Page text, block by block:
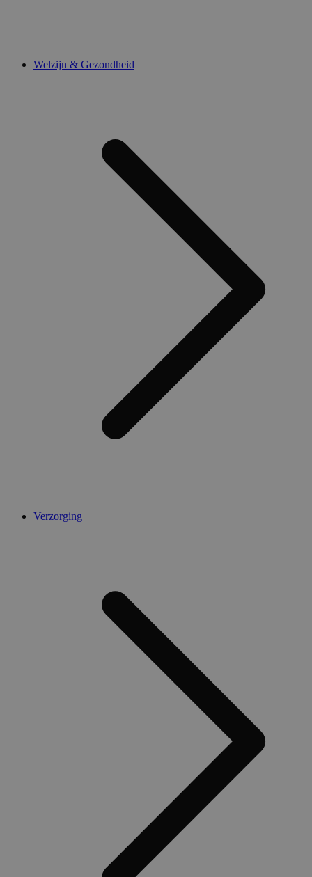
Welzijn & Gezondheid
Verzorging